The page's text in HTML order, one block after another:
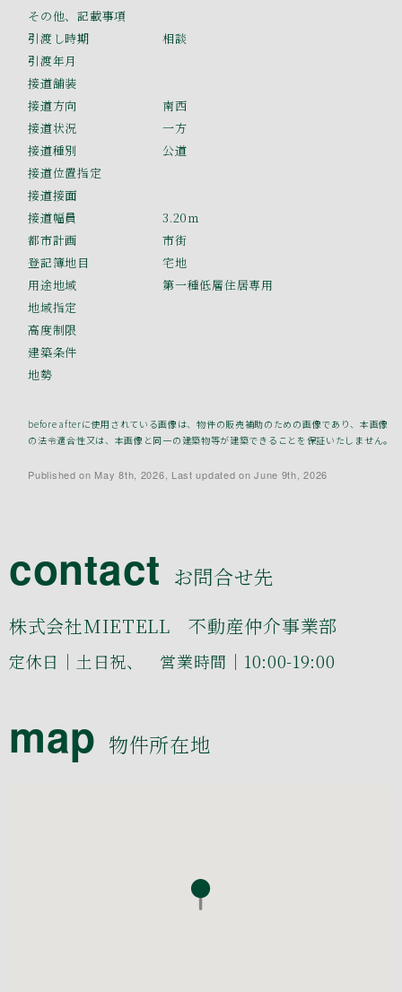
その他、記載事項
引渡し時期
相談
引渡年月
接道舗装
接道方向
南西
接道状況
一方
接道種別
公道
接道位置指定
接道接面
接道幅員
3.20ｍ
都市計画
市街
登記簿地目
宅地
用途地域
第一種低層住居専用
地域指定
高度制限
建築条件
地勢
before afterに使用されている画像は、物件の販売補助のための画像であり、本画像
の法令適合性又は、本画像と同一の建築物等が建築できることを保証いたしません。
Published on May 8th, 2026, Last updated on June 9th, 2026
contact お問合せ先
株式会社MIETELL 不動産仲介事業部
定休日｜土日祝、 営業時間｜10:00-19:00
map 物件所在地